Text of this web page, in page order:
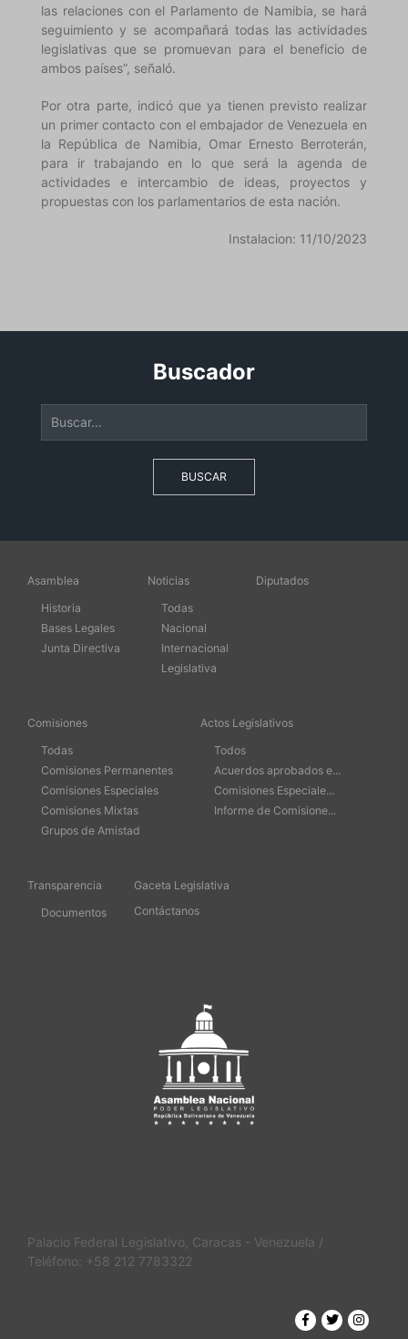
las relaciones con el Parlamento de Namibia, se hará
seguimiento y se acompañará todas las actividades
legislativas que se promuevan para el beneficio de
ambos países”, señaló.
Por otra parte, indicó que ya tienen previsto realizar
un primer contacto con el embajador de Venezuela en
la República de Namibia, Omar Ernesto Berroterán,
para ir trabajando en lo que será la agenda de
actividades e intercambio de ideas, proyectos y
propuestas con los parlamentarios de esta nación.
Instalacion: 11/10/2023
Buscador
BUSCAR
Asamblea
Historia
Bases Legales
Junta Directiva
Noticias
Todas
Nacional
Internacional
Legislativa
Diputados
Comisiones
Todas
Comisiones Permanentes
Comisiones Especiales
Comisiones Mixtas
Grupos de Amistad
Actos Legislativos
Todos
Acuerdos aprobados e...
Comisiones Especiale...
Informe de Comisione...
Transparencia
Documentos
Gaceta Legislativa
Contáctanos
Palacio Federal Legislativo, Caracas - Venezuela /
Teléfono: +58 212 7783322